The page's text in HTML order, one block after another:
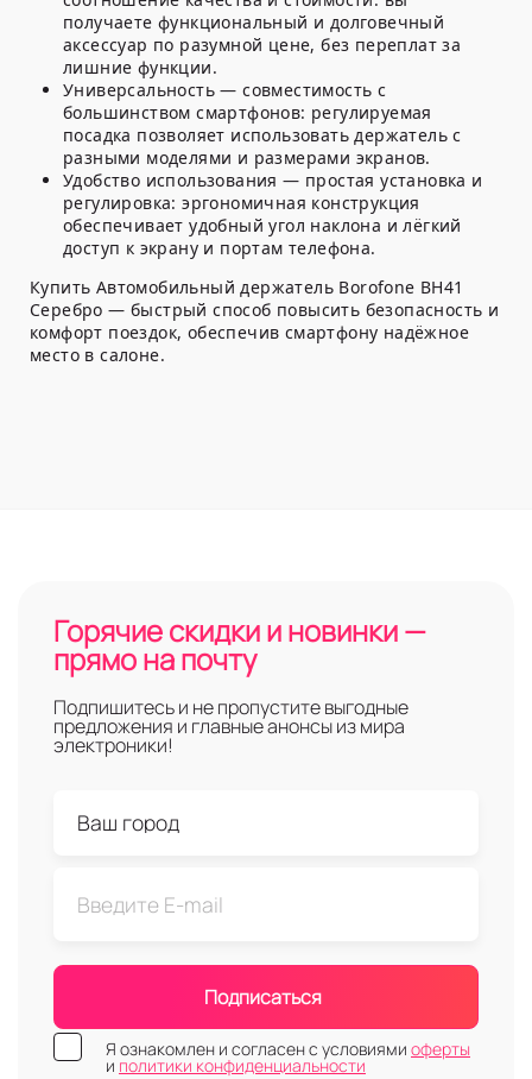
получаете функциональный и долговечный
аксессуар по разумной цене, без переплат за
лишние функции.
Универсальность — совместимость с
большинством смартфонов: регулируемая
посадка позволяет использовать держатель с
разными моделями и размерами экранов.
Удобство использования — простая установка и
регулировка: эргономичная конструкция
обеспечивает удобный угол наклона и лёгкий
доступ к экрану и портам телефона.
Купить Автомобильный держатель Borofone BH41
Серебро — быстрый способ повысить безопасность и
комфорт поездок, обеспечив смартфону надёжное
место в салоне.
Горячие скидки и новинки —
прямо на почту
Подпишитесь и не пропустите выгодные
предложения и главные анонсы из мира
электроники!
Подписаться
Я ознакомлен и согласен с условиями оферты
и политики конфиденциальности